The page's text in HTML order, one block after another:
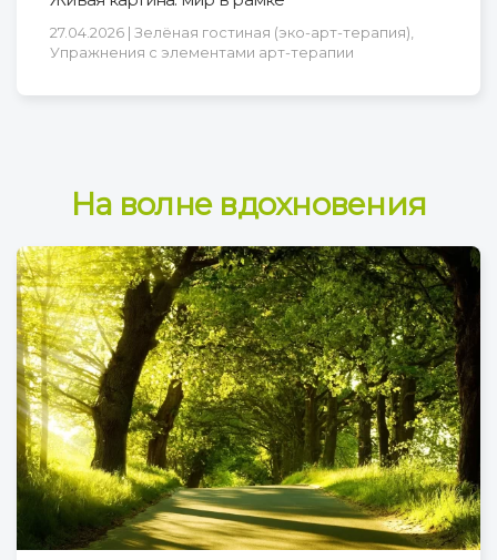
27.04.2026 | Зелёная гостиная (эко-арт-терапия),
Упражнения с элементами арт-терапии
На волне вдохновения